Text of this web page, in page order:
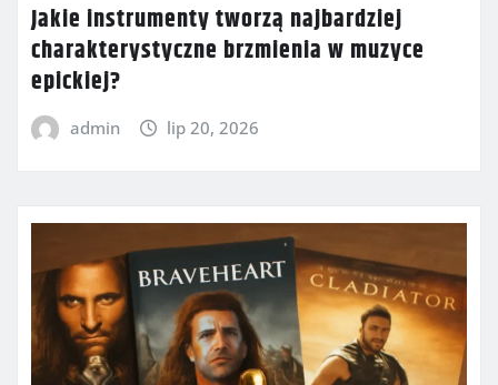
Jakie instrumenty tworzą najbardziej
charakterystyczne brzmienia w muzyce
epickiej?
admin lip 20, 2026